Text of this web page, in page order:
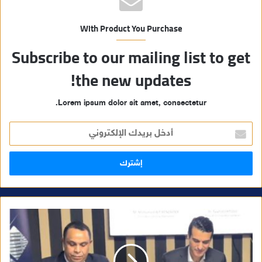
With Product You Purchase
Subscribe to our mailing list to get
the new updates!
Lorem ipsum dolor sit amet, consectetur.
خ
ل
ر
ل